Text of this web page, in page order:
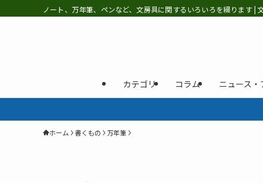
ノート、万年筆、ペンなど、文房具に関するいろいろを綴ります |
カテゴリ コラム ニュース
ホーム 書くもの 万年筆